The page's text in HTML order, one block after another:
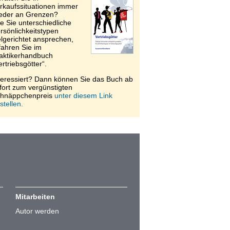
immer
an Grenzen?
Sie unterschiedliche
ansprechen,
Sie im
Dann können Sie das Buch ab
zum vergünstigten
unter diesem Link
Mitarbeiten
Autor werden